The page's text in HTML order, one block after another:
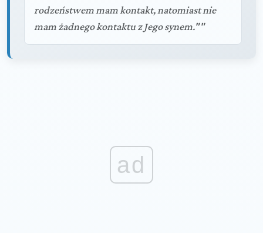
rodzeństwem mam kontakt, natomiast nie
mam żadnego kontaktu z Jego synem.""
ad